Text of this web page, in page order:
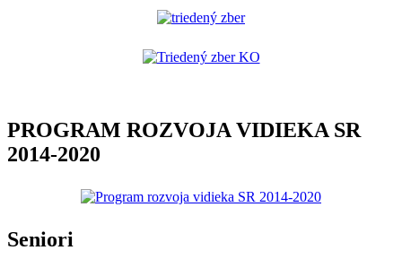
PROGRAM ROZVOJA VIDIEKA SR
2014-2020
Seniori